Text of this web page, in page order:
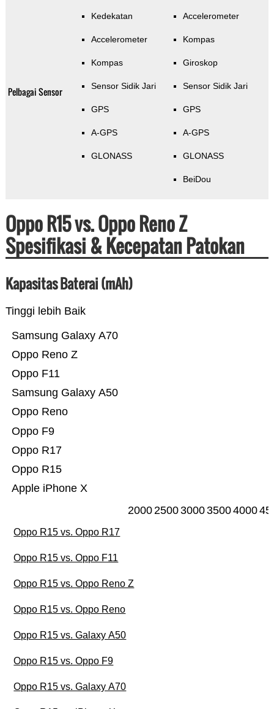
Pelbagai Sensor
Kedekatan
Accelerometer
Kompas
Sensor Sidik Jari
GPS
A-GPS
GLONASS
Accelerometer
Kompas
Giroskop
Sensor Sidik Jari
GPS
A-GPS
GLONASS
BeiDou
Oppo R15 vs. Oppo Reno Z
Spesifikasi & Kecepatan Patokan
Kapasitas Baterai (mAh)
Tinggi lebih Baik
Apple iPhone X
Oppo R15
Oppo R17
Oppo F9
Oppo Reno
Samsung Galaxy A50
Oppo F11
Oppo Reno Z
Samsung Galaxy A70
20002500300035004000
Oppo R15 vs. Oppo R17
Oppo R15 vs. Oppo F11
Oppo R15 vs. Oppo Reno Z
Oppo R15 vs. Oppo Reno
Oppo R15 vs. Galaxy A50
Oppo R15 vs. Oppo F9
Oppo R15 vs. Galaxy A70